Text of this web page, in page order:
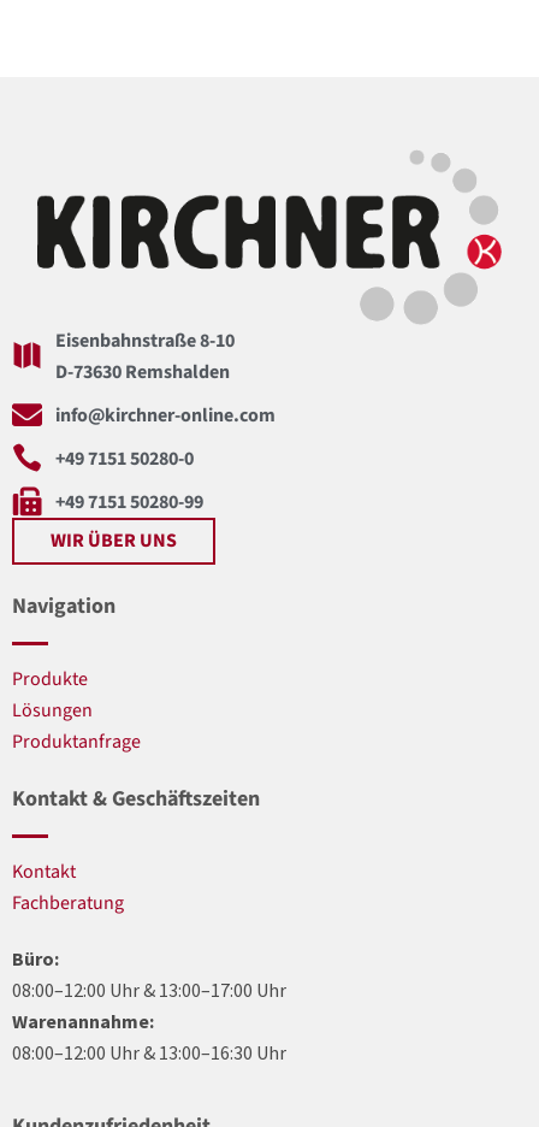
Eisenbahnstraße 8-10
D-73630 Remshalden
info@kirchner-online.com
+49 7151 50280-0
+49 7151 50280-99
WIR ÜBER UNS
Navigation
Produkte
Lösungen
Produktanfrage
Kontakt & Geschäftszeiten
Kontakt
Fachberatung
Büro:
08:00–12:00 Uhr & 13:00–17:00 Uhr
Warenannahme:
08:00–12:00 Uhr & 13:00–16:30 Uhr